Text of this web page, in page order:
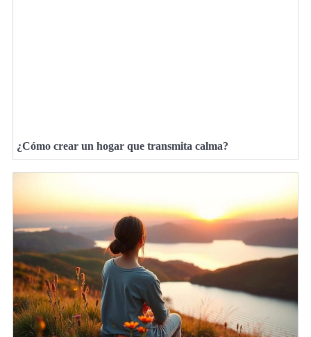
¿Cómo crear un hogar que transmita calma?